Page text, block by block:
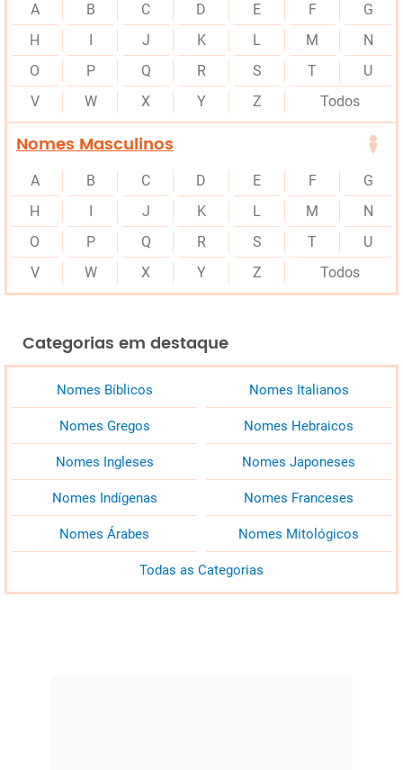
A B C D E F
G
H
J K L M
N
O
P Q R S T
U
V
W X Y Z Todos
Nomes Masculinos
A B C D E F
G
H
J K L M
N
O
P Q R S T
U
V
W X Y Z Todos
Categorias em destaque
Nomes Bíblicos Nomes Italianos
Nomes Gregos Nomes Hebraicos
Nomes Ingleses Nomes Japoneses
Nomes Indígenas Nomes Franceses
Nomes Árabes Nomes Mitológicos
Todas as Categorias